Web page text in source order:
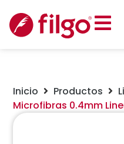
Inicio Productos
Microfibras 0.4mm